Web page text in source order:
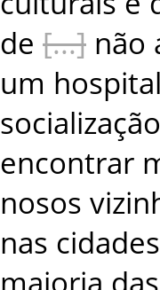
de
não
um hospital
socialização
encontrar
nosos
nas cidades